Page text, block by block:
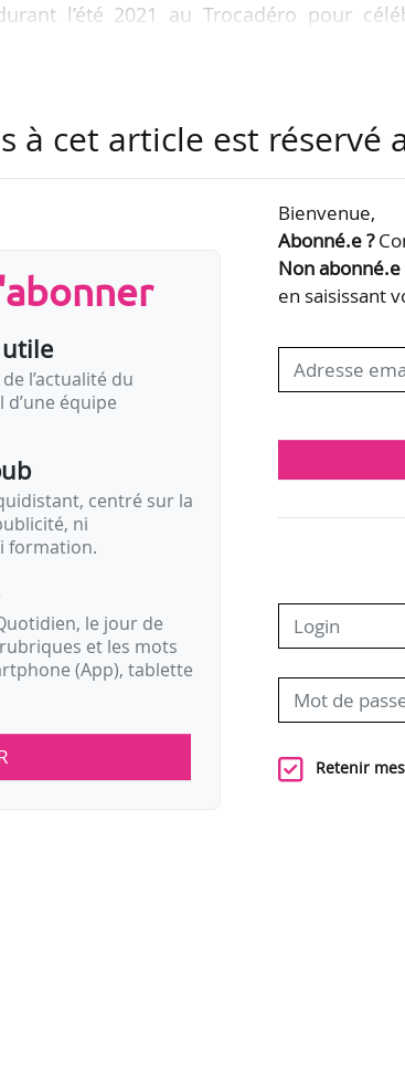
l’été 2021 au Trocadéro pour
comprendra spectacles,
à cet article est réservé
utile
l’actualité du
équipe
centré sur la
ni
formation.
le jour de
et les mots
(App), tablette
Bienvenue,
Abonné.e ?
Non abonné.e
en saisissant
Retenir